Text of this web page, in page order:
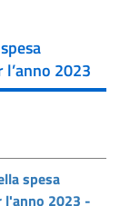
2023
spesa
l'anno 2023 -